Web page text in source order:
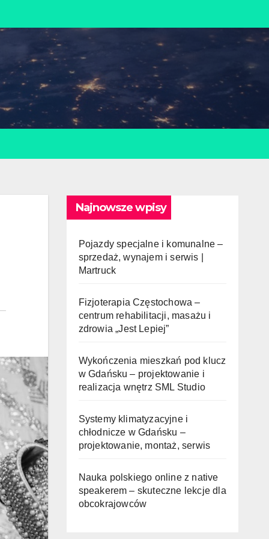
Najnowsze wpisy
Pojazdy specjalne i komunalne –
sprzedaż, wynajem i serwis |
Martruck
Fizjoterapia Częstochowa –
centrum rehabilitacji, masażu i
zdrowia „Jest Lepiej”
Wykończenia mieszkań pod klucz
w Gdańsku – projektowanie i
realizacja wnętrz SML Studio
Systemy klimatyzacyjne i
chłodnicze w Gdańsku –
projektowanie, montaż, serwis
Nauka polskiego online z native
speakerem – skuteczne lekcje dla
obcokrajowców